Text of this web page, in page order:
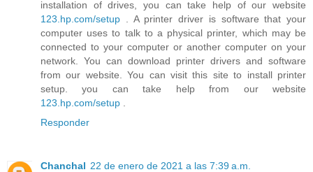
installation of drives, you can take help of our website
123.hp.com/setup . A printer driver is software that your
computer uses to talk to a physical printer, which may be
connected to your computer or another computer on your
network. You can download printer drivers and software
from our website. You can visit this site to install printer
setup. you can take help from our website
123.hp.com/setup
Responder
Chanchal 22 de enero de 2021 a las 7:39 a.m.